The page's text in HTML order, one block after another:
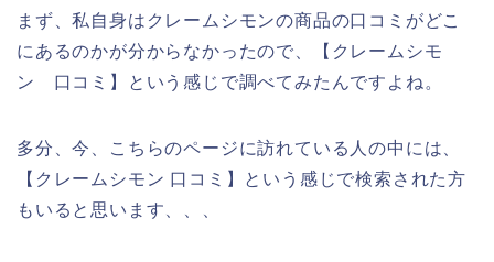
まず、私自身はクレームシモンの商品の口コミがどこ
にあるのかが分からなかったので、【クレームシモ
ン 口コミ】という感じで調べてみたんですよね。
多分、今、こちらのページに訪れている人の中には、
【クレームシモン 口コミ】という感じで検索された方
もいると思います、、、